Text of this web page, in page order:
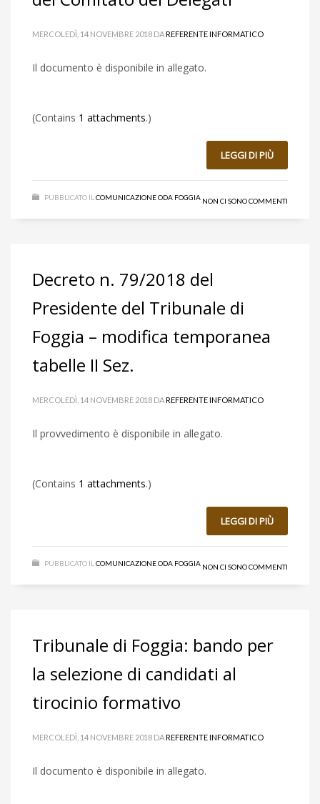
MERCOLEDÌ, 14 NOVEMBRE 2018 DAREFERENTE INFORMATICO
Il documento è disponibile in allegato.
(Contains 1 attachments.)
LEGGI DI PIÙ
PUBBLICATO IL COMUNICAZIONE ODA FOGGIA NON CI SONO COMMENTI
Decreto n. 79/2018 del
Presidente del Tribunale di
Foggia – modifica temporanea
tabelle II Sez.
MERCOLEDÌ, 14 NOVEMBRE 2018 DAREFERENTE INFORMATICO
Il provvedimento è disponibile in allegato.
(Contains 1 attachments.)
LEGGI DI PIÙ
PUBBLICATO IL COMUNICAZIONE ODA FOGGIA NON CI SONO COMMENTI
Tribunale di Foggia: bando per
la selezione di candidati al
tirocinio formativo
MERCOLEDÌ, 14 NOVEMBRE 2018 DAREFERENTE INFORMATICO
Il documento è disponibile in allegato.